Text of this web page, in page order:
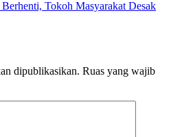
Tokoh Masyarakat Desak
dipublikasikan. Ruas yang wajib